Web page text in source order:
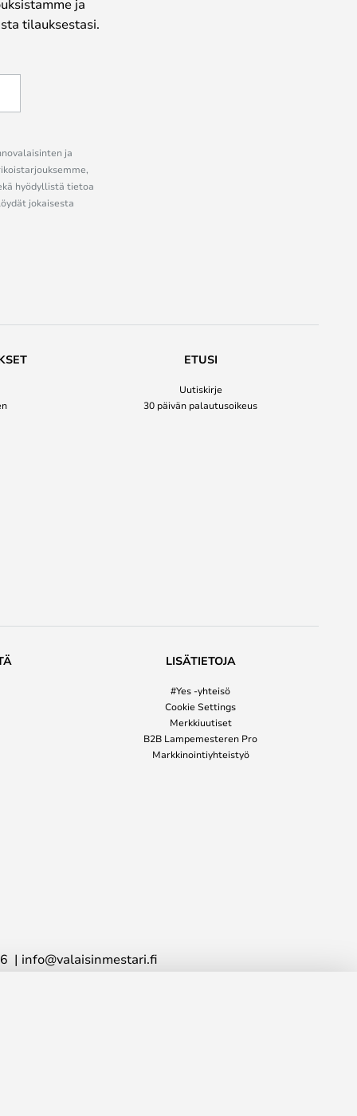
ja
tilauksestasi.
ja
hyödyllistä tietoa
jokaisesta
ETUSI
Uutiskirje
30 päivän palautusoikeus
LISÄTIETOJA
#Yes -yhteisö
Cookie Settings
Merkkiuutiset
B2B Lampemesteren Pro
Markkinointiyhteistyö
info@valaisinmestari.fi